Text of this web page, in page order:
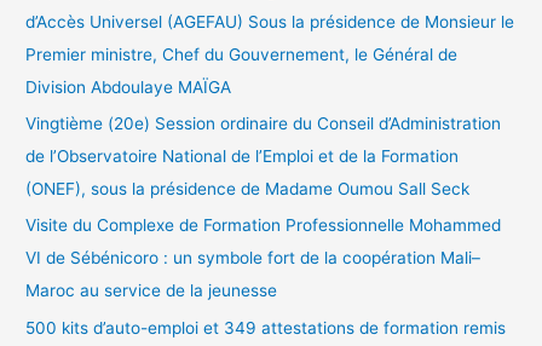
d’Accès Universel (AGEFAU) Sous la présidence de Monsieur le
Premier ministre, Chef du Gouvernement, le Général de
Division Abdoulaye MAÏGA
Vingtième (20e) Session ordinaire du Conseil d’Administration
de l’Observatoire National de l’Emploi et de la Formation
(ONEF), sous la présidence de Madame Oumou Sall Seck
Visite du Complexe de Formation Professionnelle Mohammed
VI de Sébénicoro : un symbole fort de la coopération Mali–
Maroc au service de la jeunesse
500 kits d’auto-emploi et 349 attestations de formation remis